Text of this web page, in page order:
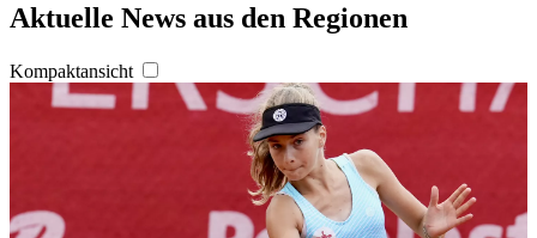
Aktuelle News aus den Regionen
Kompaktansicht